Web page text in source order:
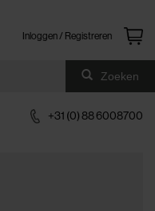
Inloggen / Registreren
Zoeken
+31 (0) 88 6008700